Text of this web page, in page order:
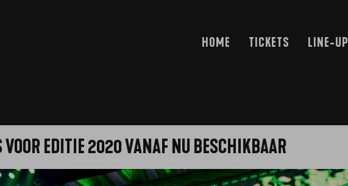
HOME TICKETS LINE-UP
VOOR EDITIE 2020 VANAF NU BESCHIKBAAR